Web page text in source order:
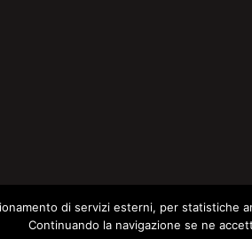
di servizi esterni, per statistiche
Continuando la navigazione se ne